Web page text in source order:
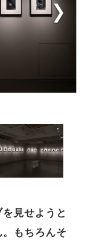
見せようと
もちろんそ